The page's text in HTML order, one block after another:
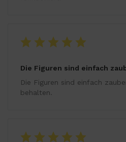
Die Figuren sind einfach
Die Figuren sind einfach
behalten.